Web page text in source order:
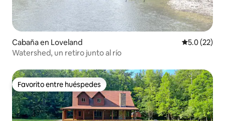
Cabaña en Loveland Calificación
5.0 (22)
Watershed, un retiro junto al río
Favorito entre huéspedes
Favorito entre huéspedes